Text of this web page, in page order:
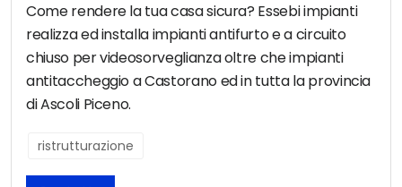
Come rendere la tua casa sicura? Essebi impianti
realizza ed installa impianti antifurto e a circuito
chiuso per videosorveglianza oltre che impianti
antitaccheggio a Castorano ed in tutta la provincia
di Ascoli Piceno.
ristrutturazione